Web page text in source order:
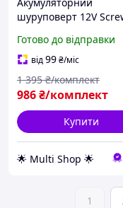
шуруповерт 12V
насадок у кейсі для
та роботи
Готово до відправки
від99₴/міс
986₴/комплект
1 395 ₴/комплект
Купити
🌟 Multi Shop 🌟
1